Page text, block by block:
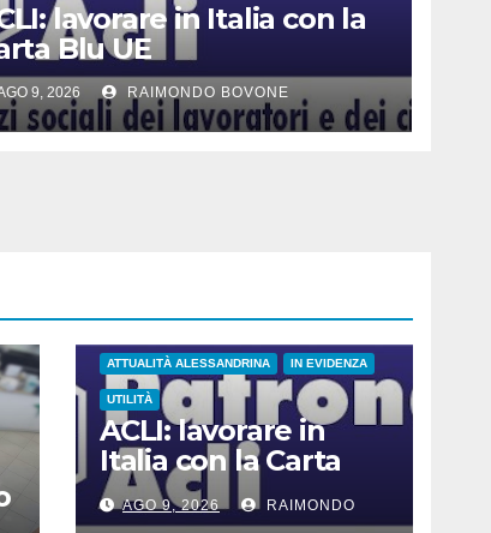
lavorare in Italia con la
Blu UE
9, 2026 RAIMONDO BOVONE
ATTUALITÀ ALESSANDRINA IN EVIDENZA
UTILITÀ
ACLI: lavorare in
Italia con la Carta
Blu UE
AGO 9, 2026 RAIMONDO